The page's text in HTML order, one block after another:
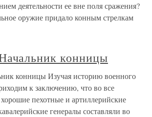
деятельности ее вне поля сражения?
оружие придало конным стрелкам
конницы
конницы Изучая историю военного
к заключению, что во все
пехотные и артиллерийские
генералы составляли во